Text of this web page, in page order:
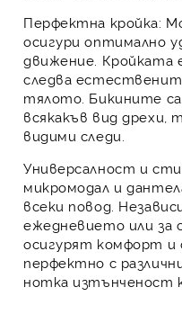
Перфектна кройка:
осигури оптимално
движение. Кройката
следва
тялото. Бикините
всякакъв вид
видими следи.
Универсалност и
микромодал и
всеки повод.
ежедневието или за
осигурят комфорт
перфектно с
нотка изтънченост